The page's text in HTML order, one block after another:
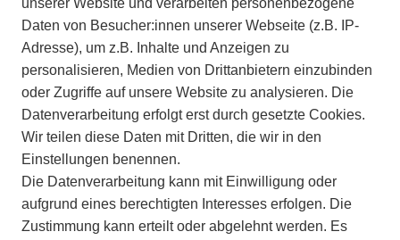
INFORMATIONEN
ZAHLUNGSARTEN
VERSAND
BATTERIEENTSORGUNG
VERANSTALTUNGEN
unserer Website und verarbeiten personenbezogene
Daten von Besucher:innen unserer Webseite (z.B. IP-
Adresse), um z.B. Inhalte und Anzeigen zu
personalisieren, Medien von Drittanbietern einzubinden
oder Zugriffe auf unsere Website zu analysieren. Die
Datenverarbeitung erfolgt erst durch gesetzte Cookies.
Wir teilen diese Daten mit Dritten, die wir in den
Einstellungen benennen.
Die Datenverarbeitung kann mit Einwilligung oder
aufgrund eines berechtigten Interesses erfolgen. Die
Zustimmung kann erteilt oder abgelehnt werden. Es